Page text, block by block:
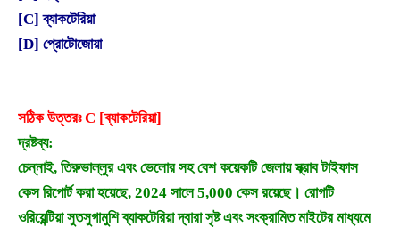
[C] ব্যাকটেরিয়া
[D] প্রোটোজোয়া
সঠিক উত্তরঃ C [ব্যাকটেরিয়া]
দ্রষ্টব্য:
চেন্নাই, তিরুভাল্লুর এবং ভেলোর সহ বেশ কয়েকটি জেলায় স্ক্রাব টাইফাস
কেস রিপোর্ট করা হয়েছে, 2024 সালে 5,000 কেস রয়েছে। রোগটি
ওরিয়েন্টিয়া সুতসুগামুশি ব্যাকটেরিয়া দ্বারা সৃষ্ট এবং সংক্রামিত মাইটের মাধ্যমে